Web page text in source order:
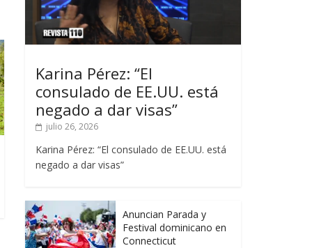
Karina Pérez: “El
consulado de EE.UU. está
negado a dar visas”
julio 26, 2026
Karina Pérez: “El consulado de EE.UU. está
negado a dar visas”
Anuncian Parada y
Festival dominicano en
Connecticut